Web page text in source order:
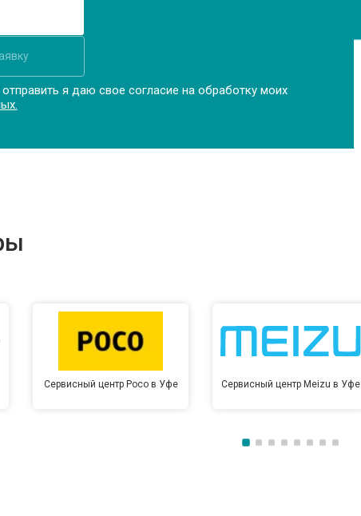
я даю свое согласие на обработку моих
Сервисный центр Poco в Уфе Сервисный центр Meizu в Уфе